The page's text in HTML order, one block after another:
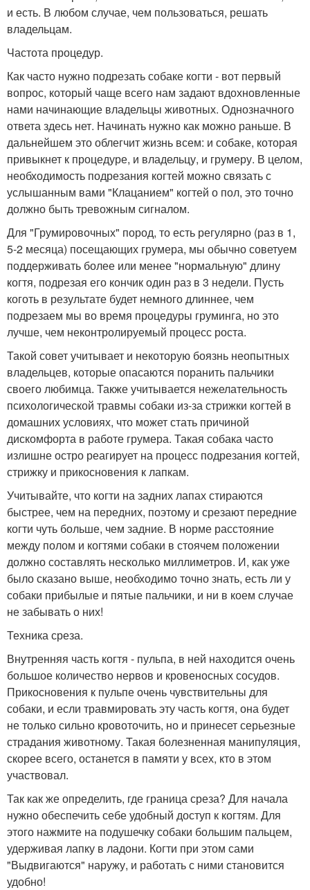
и есть. В любом случае, чем пользоваться, решать
владельцам.
Частота процедур.
Как часто нужно подрезать собаке когти - вот первый
вопрос, который чаще всего нам задают вдохновленные
нами начинающие владельцы животных. Однозначного
ответа здесь нет. Начинать нужно как можно раньше. В
дальнейшем это облегчит жизнь всем: и собаке, которая
привыкнет к процедуре, и владельцу, и грумеру. В целом,
необходимость подрезания когтей можно связать с
услышанным вами "Клацанием" когтей о пол, это точно
должно быть тревожным сигналом.
Для "Грумировочных" пород, то есть регулярно (раз в 1,
5-2 месяца) посещающих грумера, мы обычно советуем
поддерживать более или менее "нормальную" длину
когтя, подрезая его кончик один раз в 3 недели. Пусть
коготь в результате будет немного длиннее, чем
подрезаем мы во время процедуры груминга, но это
лучше, чем неконтролируемый процесс роста.
Такой совет учитывает и некоторую боязнь неопытных
владельцев, которые опасаются поранить пальчики
своего любимца. Также учитывается нежелательность
психологической травмы собаки из-за стрижки когтей в
домашних условиях, что может стать причиной
дискомфорта в работе грумера. Такая собака часто
излишне остро реагирует на процесс подрезания когтей,
стрижку и прикосновения к лапкам.
Учитывайте, что когти на задних лапах стираются
быстрее, чем на передних, поэтому и срезают передние
когти чуть больше, чем задние. В норме расстояние
между полом и когтями собаки в стоячем положении
должно составлять несколько миллиметров. И, как уже
было сказано выше, необходимо точно знать, есть ли у
собаки прибылые и пятые пальчики, и ни в коем случае
не забывать о них!
Техника среза.
Внутренняя часть когтя - пульпа, в ней находится очень
большое количество нервов и кровеносных сосудов.
Прикосновения к пульпе очень чувствительны для
собаки, и если травмировать эту часть когтя, она будет
не только сильно кровоточить, но и принесет серьезные
страдания животному. Такая болезненная манипуляция,
скорее всего, останется в памяти у всех, кто в этом
участвовал.
Так как же определить, где граница среза? Для начала
нужно обеспечить себе удобный доступ к когтям. Для
этого нажмите на подушечку собаки большим пальцем,
удерживая лапку в ладони. Когти при этом сами
"Выдвигаются" наружу, и работать с ними становится
удобно!